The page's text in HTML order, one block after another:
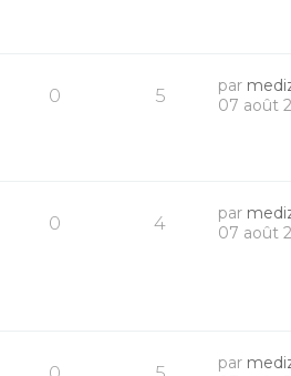
0 5 par
07 août
0 4 par
07 août
par